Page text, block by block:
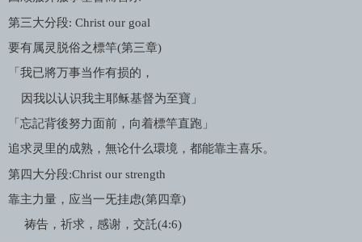
第三大分段: Christ our goal
要有属灵脱俗之標竿(第三章)
「我已將万事当作有损的，
因我以认识我主耶稣基督为至寶」
「忘記背後努力面前，向着標竿直跑」
追求灵里的成熟，無论什么環境，都能靠主喜乐。
第四大分段:Christ our strength
靠主力量，应当一旡挂虑(第四章)
祷告，祈求，感谢，交託(4:6)